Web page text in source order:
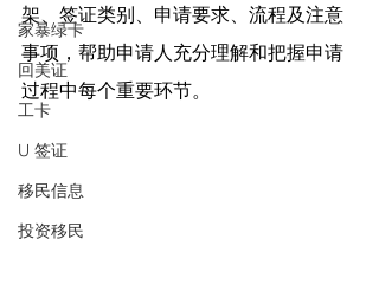
家暴绿卡
回美证
工卡
U 签证
移民信息
投资移民
架、签证类别、申请要求、流程及注意
事项，帮助申请人充分理解和把握申请
过程中每个重要环节。